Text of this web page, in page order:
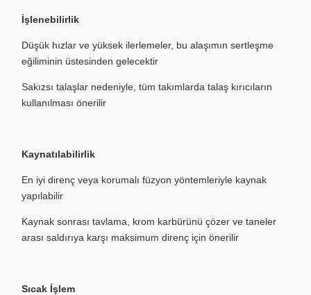
İşlenebilirlik
Düşük hızlar ve yüksek ilerlemeler, bu alaşımın sertleşme
eğiliminin üstesinden gelecektir
Sakızsı talaşlar nedeniyle, tüm takımlarda talaş kırıcıların
kullanılması önerilir
Kaynatılabilirlik
En iyi direnç veya korumalı füzyon yöntemleriyle kaynak
yapılabilir
Kaynak sonrası tavlama, krom karbürünü çözer ve taneler
arası saldırıya karşı maksimum direnç için önerilir
Sıcak İşlem